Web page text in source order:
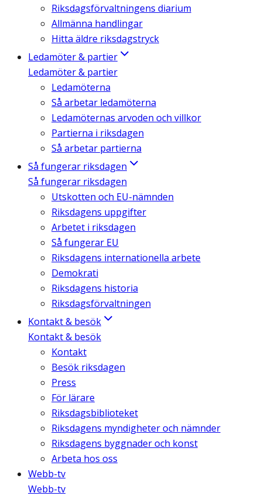
Riksdagsförvaltningens diarium
Allmänna handlingar
Hitta äldre riksdagstryck
Ledamöter & partier
Ledamöter & partier
Ledamöterna
Så arbetar ledamöterna
Ledamöternas arvoden och villkor
Partierna i riksdagen
Så arbetar partierna
Så fungerar riksdagen
Så fungerar riksdagen
Utskotten och EU-nämnden
Riksdagens uppgifter
Arbetet i riksdagen
Så fungerar EU
Riksdagens internationella arbete
Demokrati
Riksdagens historia
Riksdagsförvaltningen
Kontakt & besök
Kontakt & besök
Kontakt
Besök riksdagen
Press
För lärare
Riksdagsbiblioteket
Riksdagens myndigheter och nämnder
Riksdagens byggnader och konst
Arbeta hos oss
Webb-tv
Webb-tv